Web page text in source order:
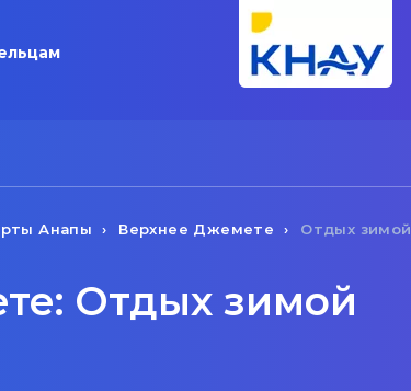
Анапы Верхнее Джемете Отдых зимой
Отдых зимой